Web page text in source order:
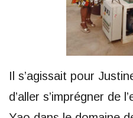
Il s’agissait pour
d’aller s’imprégner de